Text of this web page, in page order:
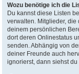
Wozu benötige ich die
Du kannst diese Listen
verwalten. Mitglieder,
deinem persönlichen
dort deren Onlinestatus
senden. Abhängig von
deiner Freunde auch
ignorierst, dann siehst